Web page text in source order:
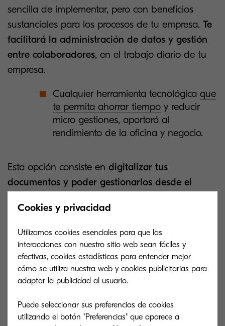
sencilla de implementar, pero con beneficios
sustanciales para los procesos de tu empresa. Te
facilitará la administración de datos y gestión
entre colaboradores, en el trabajo diario de tu
empresa.
Cualquier herramienta tecnológica que
te permita ahorrar tiempo y reducir
micro gestiones, aportará al
rendimiento de la oficina y negocio.
Esta opción consiste en digitalizar tus
documentos y poder gestionarlos desde el
solo tendrás el control total de la información,
también podrás regular su uso. Una vez que
tienes la información en línea, las gestiones
internas serán más fluidas y el tiempo de los
colaboradores se optimizará.
Cookies y privacidad
Utilizamos cookies esenciales para que las
interacciones con nuestro sitio web sean fáciles y
efectivas, cookies estadísticas para entender mejor
cómo se utiliza nuestra web y cookies publicitarias para
adaptar la publicidad al usuario.
Puede seleccionar sus preferencias de cookies
utilizando el botón "Preferencias" que aparece a